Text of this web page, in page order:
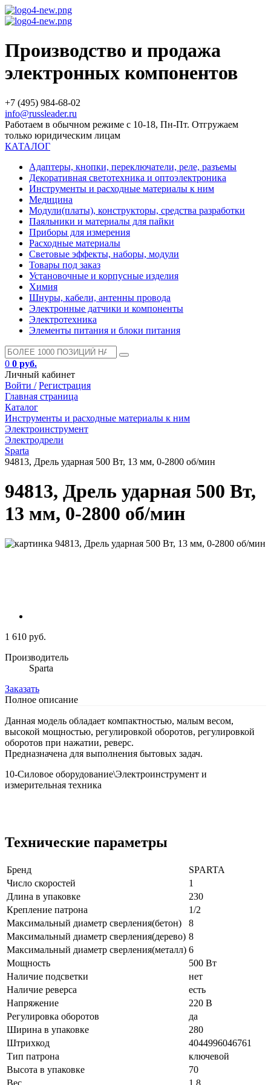
Производство и продажа
электронных компонентов
+7 (495) 984-68-02
info@russleader.ru
Работаем в обычном режиме с 10-18, Пн-Пт. Отгружаем
только юридическим лицам
КАТАЛОГ
Адаптеры, кнопки, переключатели, реле, разъемы
Декоративная светотехника и оптоэлектроника
Инструменты и расходные материалы к ним
Медицина
Модули(платы), конструкторы, средства разработки
Паяльники и материалы для пайки
Приборы для измерения
Расходные материалы
Световые эффекты, наборы, модули
Товары под заказ
Установочные и корпусные изделия
Химия
Шнуры, кабели, антенны провода
Электронные датчики и компоненты
Электротехника
Элементы питания и блоки питания
0 0 руб.
Личный кабинет
Войти / Регистрация
Главная страница
Каталог
Инструменты и расходные материалы к ним
Электроинструмент
Электродрели
Sparta
94813, Дрель ударная 500 Вт, 13 мм, 0-2800 об/мин
94813, Дрель ударная 500 Вт,
13 мм, 0-2800 об/мин
1 610 руб.
Производитель
Sparta
Заказать
Полное описание
Данная модель обладает компактностью, малым весом,
высокой мощностью, регулировкой оборотов, регулировкой
оборотов при нажатии, реверс.
Предназначена для выполнения бытовых задач.
10-Силовое оборудование\Электроинструмент и
измерительная техника
Технические параметры
Бренд
SPARTA
Число скоростей
1
Длина в упаковке
230
Крепление патрона
1/2
Максимальный диаметр сверления(бетон)
8
Максимальный диаметр сверления(дерево) 8
Максимальный диаметр сверления(металл) 6
Мощность
500 Вт
Наличие подсветки
нет
Наличие реверса
есть
Напряжение
220 В
Регулировка оборотов
да
Ширина в упаковке
280
Штрихкод
4044996046761
Тип патрона
ключевой
Высота в упаковке
70
Вес
1,8